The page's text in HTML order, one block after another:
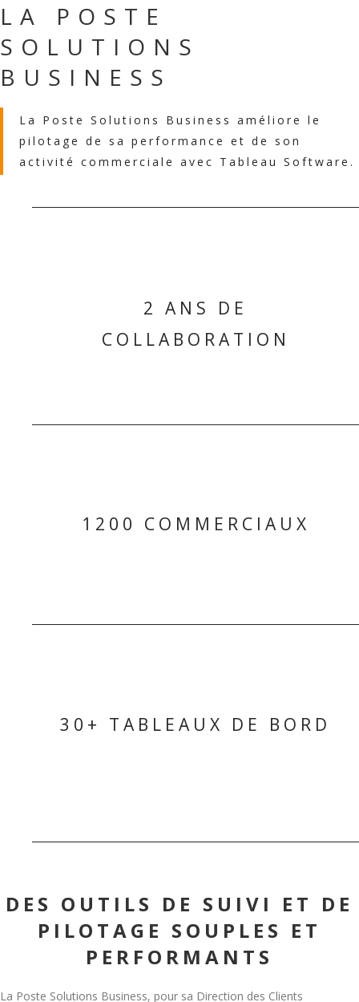
LA POSTE
SOLUTIONS
BUSINESS
La Poste Solutions Business améliore le
pilotage de sa performance et de son
activité commerciale avec Tableau Software.
2 ANS DE
COLLABORATION
1200 COMMERCIAUX
30+ TABLEAUX DE BORD
DES OUTILS DE SUIVI ET DE
PILOTAGE SOUPLES ET
PERFORMANTS
La Poste Solutions Business, pour sa Direction des Clients